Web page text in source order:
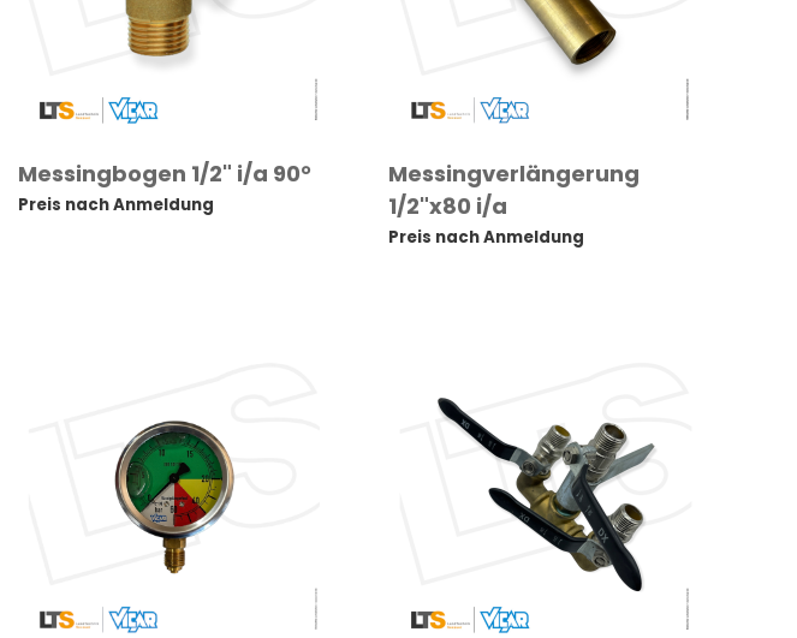
Messingbogen 1/2" i/a 90°
Preis nach Anmeldung
Messingverlängerung
1/2"x80 i/a
Preis nach Anmeldung